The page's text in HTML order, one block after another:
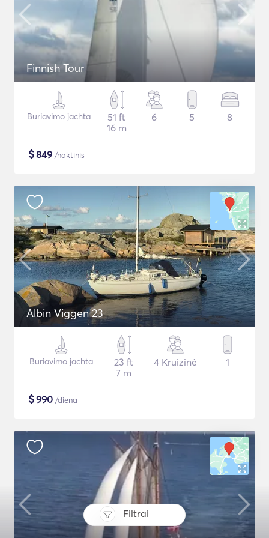
Filtrai
Finnish Tour
Buriavimo jachta
51 ft
16 m
6 5 8
$849 /naktinis
Albin Viggen 23
Buriavimo jachta
23 ft
7 m
4 Kruizinė 1
$990 /diena